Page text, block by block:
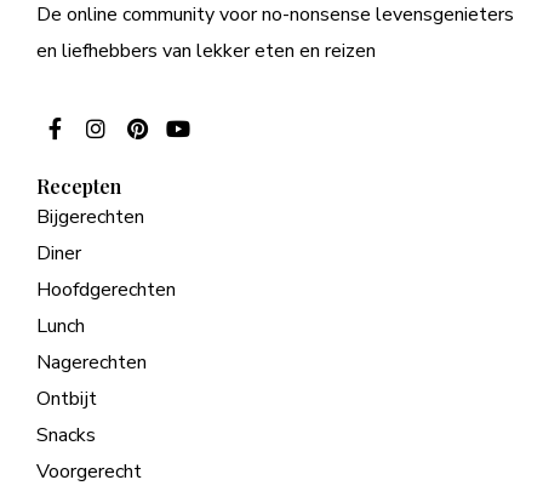
De online community voor no-nonsense levensgenieters
en liefhebbers van lekker eten en reizen
Recepten
Bijgerechten
Diner
Hoofdgerechten
Lunch
Nagerechten
Ontbijt
Snacks
Voorgerecht